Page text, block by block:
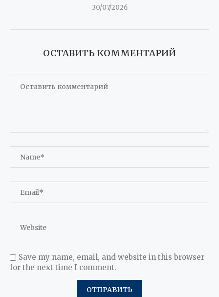
30/07/2026
ОСТАВИТЬ КОММЕНТАРИЙ
Save my name, email, and website in this browser
for the next time I comment.